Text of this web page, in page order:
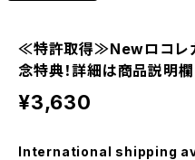
≪特許取得≫Newロコレ
念特典！詳細は商品説明欄
¥3,630
International shipping